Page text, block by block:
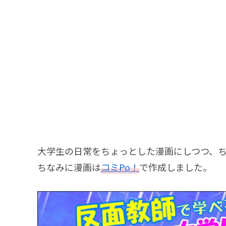
大学生の日常をちょっとした漫画にしつつ、
ちなみに漫画はコミPo！で作成しました。